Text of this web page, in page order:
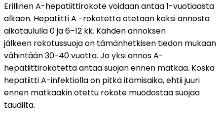
Erillinen A-hepatiittirokote voidaan antaa 1-vuotiaasta
alkaen. Hepatiitti A -rokotetta otetaan kaksi annosta
aikataululla 0 ja 6–12 kk. Kahden annoksen
jälkeen rokotussuoja on tämänhetkisen tiedon mukaan
vähintään 30-40 vuotta. Jo yksi annos A-
hepatiittirokotetta antaa suojan ennen matkaa. Koska
hepatiitti A-infektiolla on pitkä itämisaika, ehtii juuri
ennen matkaakin otettu rokote muodostaa suojaa
taudilta.